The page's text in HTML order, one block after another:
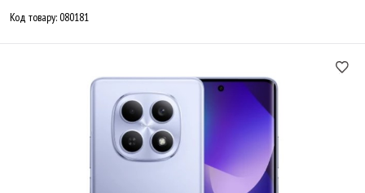
Код товару:080181